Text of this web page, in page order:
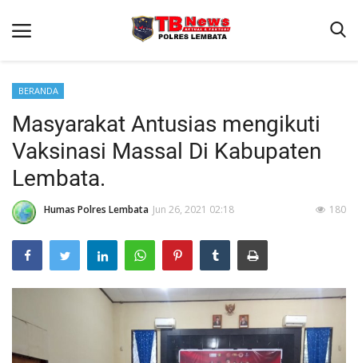
Beranda
Binkam
Terms & Conditions
Giat Ops
Reskrim
Polisi Kita
BERANDA
Masyarakat Antusias mengikuti
Vaksinasi Massal Di Kabupaten
Lembata.
Humas Polres Lembata Jun 26, 2021 02:18 180